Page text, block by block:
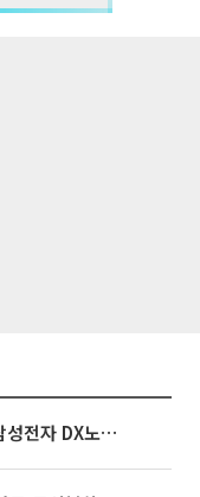
3445억 자사주 지급 마쳤는데...삼성전자 DX노조, 뒤늦은 '떼쓰기 집회'